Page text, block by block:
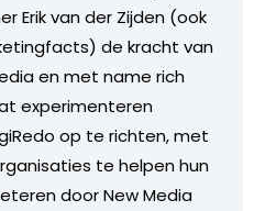
Erik van der Zijden (ook
de kracht van
en met name rich
experimenteren
op te richten, met
te helpen hun
door New Media